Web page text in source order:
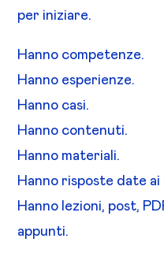
per iniziare.
Hanno competenze.
Hanno esperienze.
Hanno casi.
Hanno contenuti.
Hanno materiali.
Hanno risposte date
Hanno lezioni, post,
appunti.